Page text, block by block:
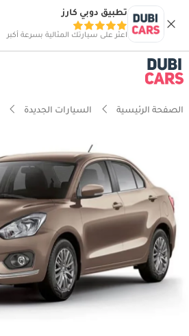
تطبيق دوبي كارز
اعثر على سيارتك المثالية بسرعة أكبر
الصفحة الرئيسية السيارات الجديدة